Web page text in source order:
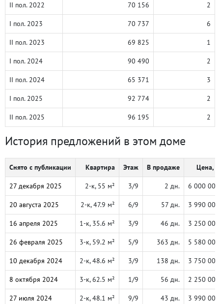
II пол. 2022 70 156 2
I пол. 2023 70 737 6
II пол. 2023 69 825 1
I пол. 2024 90 490 2
II пол. 2024 65 371 3
I пол. 2025 92 774 2
II пол. 2025 96 195 2
История предложений в этом доме
Снято с публикации Квартира Этаж В продаже Цена, ₽
27 декабря 2025 2-к, 55 м² 3/9 2 дн. 6 000 000
20 августа 2025 2-к, 47.9 м² 6/9 57 дн. 3 990 000
16 апреля 2025 1-к, 35.6 м² 3/9 46 дн. 3 250 000
26 февраля 2025 3-к, 59.2 м² 5/9 363 дн. 5 580 000
10 декабря 2024 2-к, 48.6 м² 3/9 138 дн. 3 750 000
8 октября 2024 3-к, 62.5 м² 1/9 56 дн. 2 250 000
27 июля 2024 2-к, 48.1 м² 9/9 43 дн. 3 990 000